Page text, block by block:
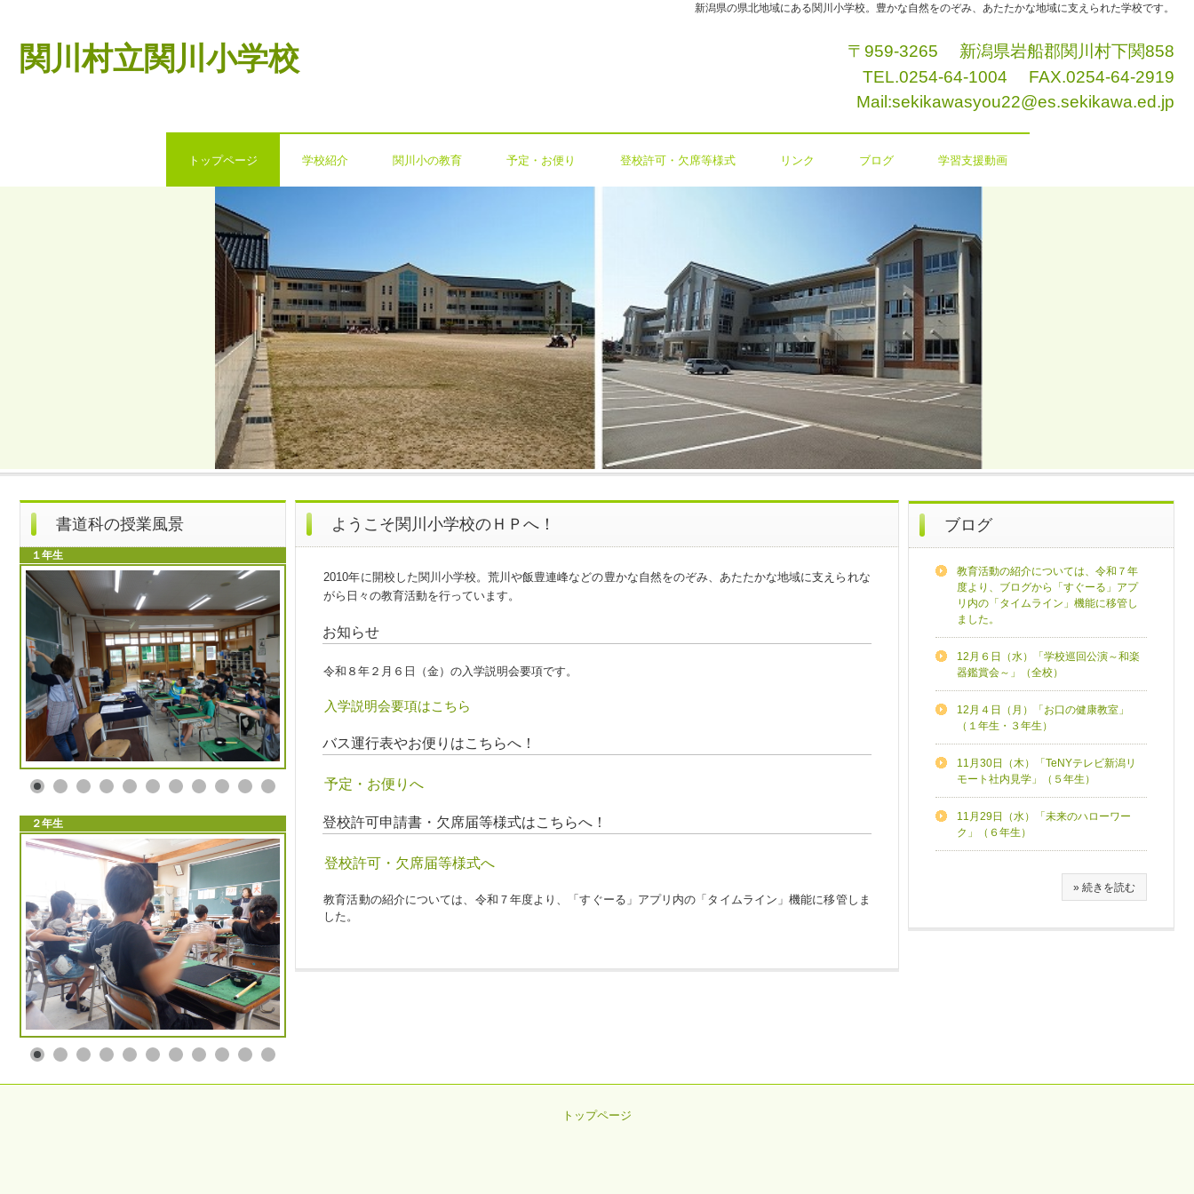
関川村立関川小学校
新潟県の県北地域にある関川小学校。豊かな自然をのぞみ、あたたかな地域に支えられた学校です。
〒959-3265 新潟県岩船郡関川村下関858
TEL.0254-64-1004 FAX.0254-64-2919
Mail:sekikawasyou22@es.sekikawa.ed.jp
トップページ 学校紹介 関川小の教育 予定・お便り 登校許可・欠席等様式 リンク ブログ 学習支援動画
ようこそ関川小学校のＨＰへ！
2010年に開校した関川小学校。荒川や飯豊連峰などの豊かな自然をのぞみ、あたたかな地域に支えられな
がら日々の教育活動を行っています。
お知らせ
令和８年２月６日（金）の入学説明会要項です。
入学説明会要項はこちら
バス運行表やお便りはこちらへ！
予定・お便りへ
登校許可申請書・欠席届等様式はこちらへ！
登校許可・欠席届等様式へ
教育活動の紹介については、令和７年度より、「すぐーる」アプリ内の「タイムライン」機能に移管しま
した。
書道科の授業風景
１年生
２年生
ブログ
教育活動の紹介については、令和７年
度より、ブログから「すぐーる」アプ
リ内の「タイムライン」機能に移管し
ました。
12月６日（水）「学校巡回公演～和楽
器鑑賞会～」（全校）
12月４日（月）「お口の健康教室」
（１年生・３年生）
11月30日（木）「TeNYテレビ新潟リ
モート社内見学」（５年生）
11月29日（水）「未来のハローワー
ク」（６年生）
» 続きを読む
トップページ